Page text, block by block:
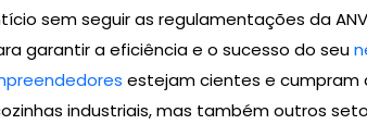
sem seguir as regulamentações da
garantir a eficiência e o sucesso do seu
estejam cientes e cumpram
industriais, mas também outros